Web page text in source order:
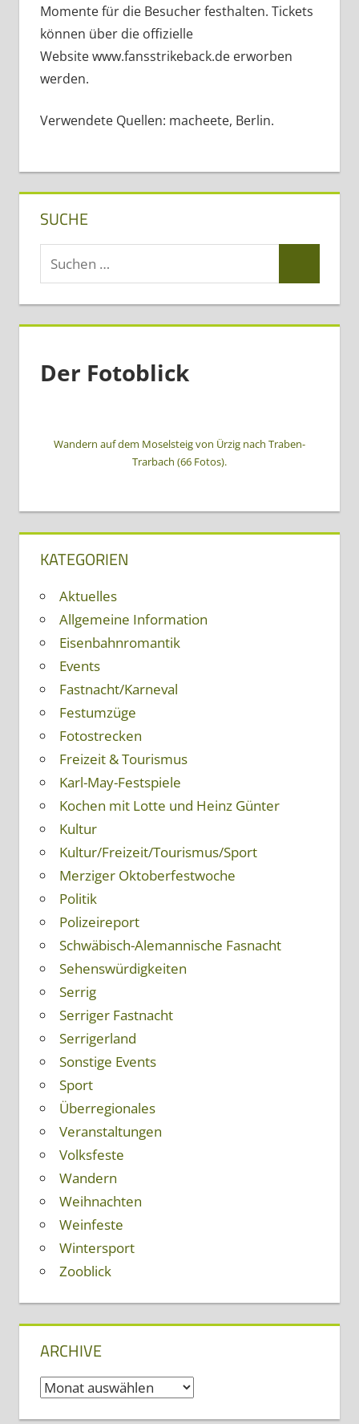
Momente für die Besucher festhalten. Tickets
können über die offizielle
Website www.fansstrikeback.de erworben
werden.
Verwendete Quellen: macheete, Berlin.
SUCHE
Suchen
nach:
Der Fotoblick
Wandern auf dem Moselsteig von Ürzig nach Traben-
Trarbach (66 Fotos).
KATEGORIEN
Aktuelles
Allgemeine Information
Eisenbahnromantik
Events
Fastnacht/Karneval
Festumzüge
Fotostrecken
Freizeit & Tourismus
Karl-May-Festspiele
Kochen mit Lotte und Heinz Günter
Kultur
Kultur/Freizeit/Tourismus/Sport
Merziger Oktoberfestwoche
Politik
Polizeireport
Schwäbisch-Alemannische Fasnacht
Sehenswürdigkeiten
Serrig
Serriger Fastnacht
Serrigerland
Sonstige Events
Sport
Überregionales
Veranstaltungen
Volksfeste
Wandern
Weihnachten
Weinfeste
Wintersport
Zooblick
ARCHIVE
Archive